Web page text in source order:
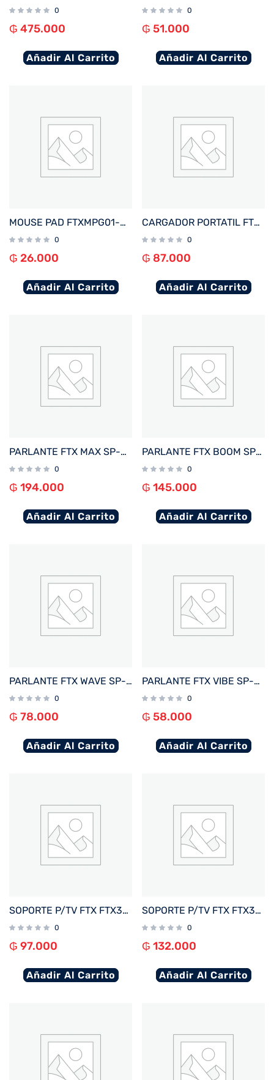
0
₲ 475.000
Añadir Al Carrito
0
₲ 51.000
Añadir Al Carrito
MOUSE PAD FTXMPG01-BK 31X27CM CON APOYO DE MUÑECA GEL NEGRO 032632
0
₲ 26.000
Añadir Al Carrito
CARGADOR PORTATIL FTX 10000MAH 22.5W PB-10LCD-BK POWER BANK NEGRO
0
₲ 87.000
Añadir Al Carrito
PARLANTE FTX MAX SP-30MBK 30W BT/BAT/AUX/FM/USB/MICRO SD NEGRO
0
₲ 194.000
Añadir Al Carrito
PARLANTE FTX BOOM SP-16MBY 16W BT/BAT/AUX/FM/MICRO SD NEGRO/AMARILLO
0
₲ 145.000
Añadir Al Carrito
PARLANTE FTX WAVE SP-8SBK 8W BT/BAT/IPX7/MICRO SD NEGRO
0
₲ 78.000
Añadir Al Carrito
PARLANTE FTX VIBE SP-5SBK 5W BT/BAT/LED/MICRO SD NEGRO
0
₲ 58.000
Añadir Al Carrito
SOPORTE P/TV FTX FTX38-69F 43″ A 100″ 75KG/FIJO NEGRO
0
₲ 97.000
Añadir Al Carrito
SOPORTE P/TV FTX FTX38-69T 43″ A 100″ 75KG/INC5°/FIJO NEGRO
0
₲ 132.000
Añadir Al Carrito